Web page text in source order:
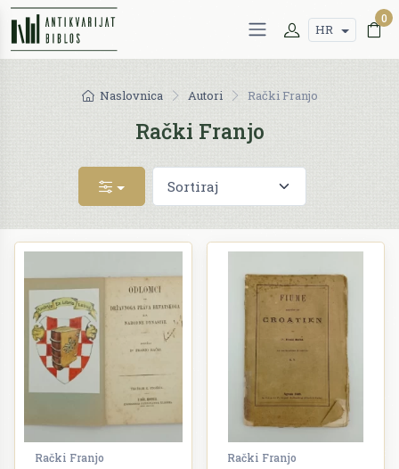
HR
0
Naslovnica Autori Rački Franjo
Rački Franjo
Rački Franjo Rački Franjo